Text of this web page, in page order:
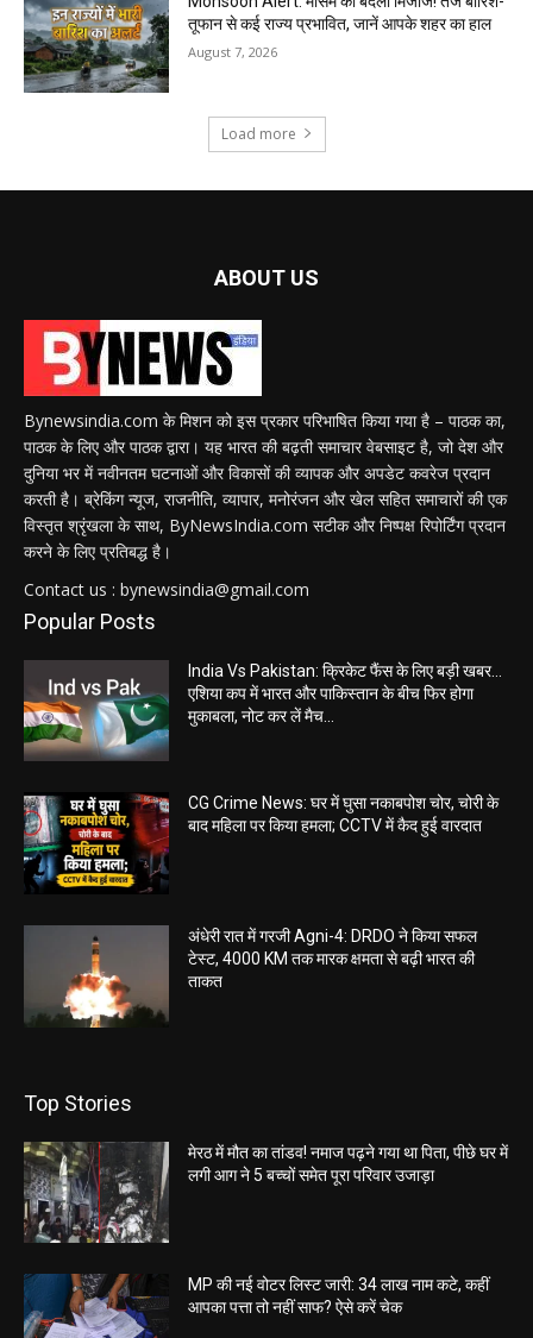
तूफान से कई राज्य प्रभावित, जानें आपके शहर का हाल
August 7, 2026
Load more
ABOUT US
Bynewsindia.com के मिशन को इस प्रकार परिभाषित किया गया है – पाठक का,
पाठक के लिए और पाठक द्वारा। यह भारत की बढ़ती समाचार वेबसाइट है, जो देश और
दुनिया भर में नवीनतम घटनाओं और विकासों की व्यापक और अपडेट कवरेज प्रदान
करती है। ब्रेकिंग न्यूज, राजनीति, व्यापार, मनोरंजन और खेल सहित समाचारों की एक
विस्तृत श्रृंखला के साथ, ByNewsIndia.com सटीक और निष्पक्ष रिपोर्टिंग प्रदान
करने के लिए प्रतिबद्ध है।
Contact us : bynewsindia@gmail.com
Popular Posts
India Vs Pakistan: क्रिकेट फैंस के लिए बड़ी खबर…
एशिया कप में भारत और पाकिस्तान के बीच फिर होगा
मुकाबला, नोट कर लें मैच...
CG Crime News: घर में घुसा नकाबपोश चोर, चोरी के
बाद महिला पर किया हमला; CCTV में कैद हुई वारदात
अंधेरी रात में गरजी Agni-4: DRDO ने किया सफल
टेस्ट, 4000 KM तक मारक क्षमता से बढ़ी भारत की
ताकत
Top Stories
मेरठ में मौत का तांडव! नमाज पढ़ने गया था पिता, पीछे घर में
लगी आग ने 5 बच्चों समेत पूरा परिवार उजाड़ा
MP की नई वोटर लिस्ट जारी: 34 लाख नाम कटे, कहीं
आपका पत्ता तो नहीं साफ? ऐसे करें चेक